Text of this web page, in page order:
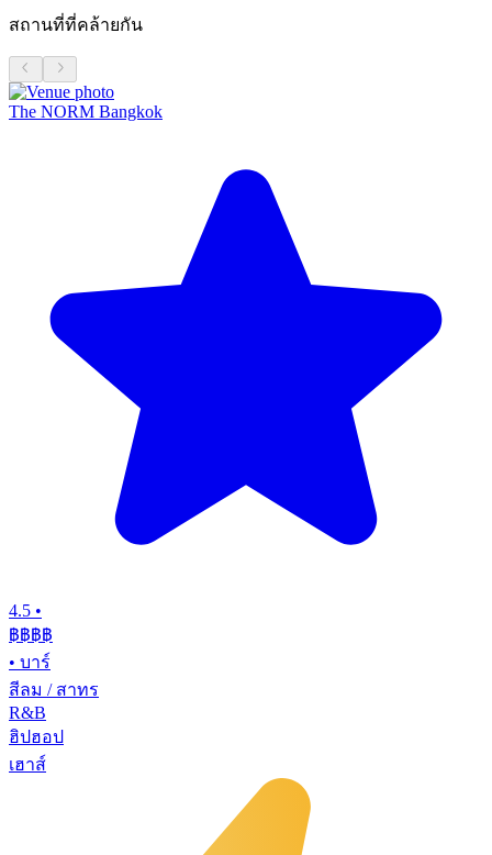
สถานที่ที่คล้ายกัน
The NORM Bangkok
4.5 •
฿฿฿฿
• บาร์
สีลม / สาทร
R&B
ฮิปฮอป
เฮาส์